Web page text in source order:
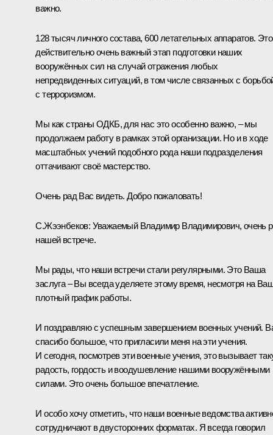
важно.
128 тысяч личного состава, 600 летательных аппаратов. Это
действительно очень важный этап подготовки наших
вооружённых сил на случай отражения любых
непредвиденных ситуаций, в том числе связанных с
с терроризмом.
Мы как страны ОДКБ, для нас это особенно важно, – мы
продолжаем работу в рамках этой организации. Но и в ходе
масштабных учений подобного рода наши подразделения
оттачивают своё мастерство.
Очень рад Вас видеть. Добро пожаловать!
С.Жээнбеков: Уважаемый Владимир Владимирович, очень
нашей встрече.
Мы рады, что наши встречи стали регулярными. Это Ваша
заслуга – Вы всегда уделяете этому время, несмотря на
плотный график работы.
И поздравляю с успешным завершением военных учений.
спасибо большое, что пригласили меня на эти учения.
И сегодня, посмотрев эти военные учения, это вызывает
радость, гордость и воодушевление нашими вооружёнными
силами. Это очень большое впечатление.
И особо хочу отметить, что наши военные ведомства
сотрудничают в двусторонних форматах. Я всегда говорил